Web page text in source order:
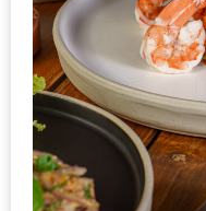
โปร
ชั่
นวัน
แม่
แห่ง